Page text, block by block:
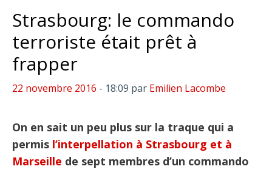
Strasbourg: le commando
terroriste était prêt à
frapper
22 novembre 2016 - 18:09 par Emilien Lacombe
On en sait un peu plus sur la traque qui a
permis l’interpellation à Strasbourg et à
Marseille de sept membres d’un commando